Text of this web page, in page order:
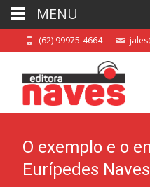
(62) 99975-4664
O exemplo e o
Eurípedes
MENU